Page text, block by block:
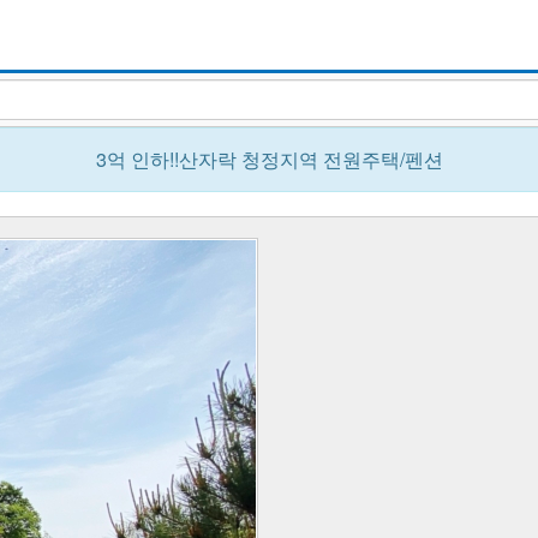
3억 인하!!산자락 청정지역 전원주택/펜션